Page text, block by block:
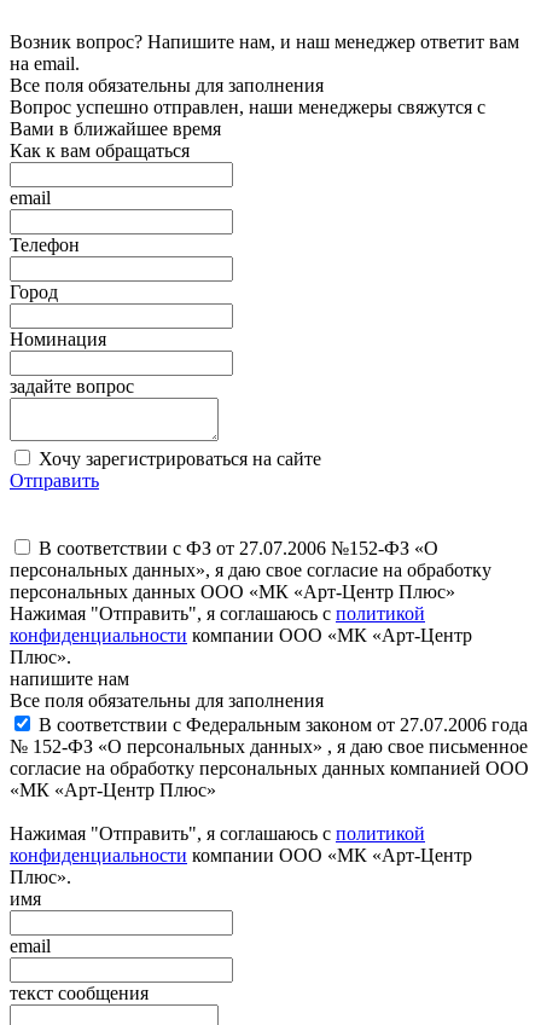
Возник вопрос? Напишите нам, и наш менеджер ответит вам
на email.
Все поля обязательны для заполнения
Вопрос успешно отправлен, наши менеджеры свяжутся с
Вами в ближайшее время
Как к вам обращаться
email
Телефон
Город
Номинация
задайте вопрос
Хочу зарегистрироваться на сайте
Отправить
В соответствии с ФЗ от 27.07.2006 №152-ФЗ «О
персональных данных», я даю свое согласие на обработку
персональных данных ООО «МК «Арт-Центр Плюс»
Нажимая "Отправить", я соглашаюсь с политикой
конфиденциальности компании ООО «МК «Арт-Центр
Плюс».
напишите нам
Все поля обязательны для заполнения
В соответствии с Федеральным законом от 27.07.2006 года
№ 152-ФЗ «О персональных данных» , я даю свое письменное
согласие на обработку персональных данных компанией ООО
«МК «Арт-Центр Плюс»
Нажимая "Отправить", я соглашаюсь с политикой
конфиденциальности компании ООО «МК «Арт-Центр
Плюс».
имя
email
текст сообщения